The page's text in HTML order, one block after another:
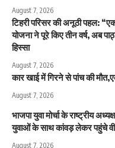
August 7, 2026
टिहरी परिसर की अनूठी पहल:
योजना ने पूरे किए तीन वर्ष, अब
हिस्सा
August 7, 2026
कार खाई में गिरने से पांच की
August 7, 2026
भाजपा युवा मोर्चा के राष्ट्रीय
युवाओं के साथ कांवड़ लेकर पहुंचे
August 7, 2026